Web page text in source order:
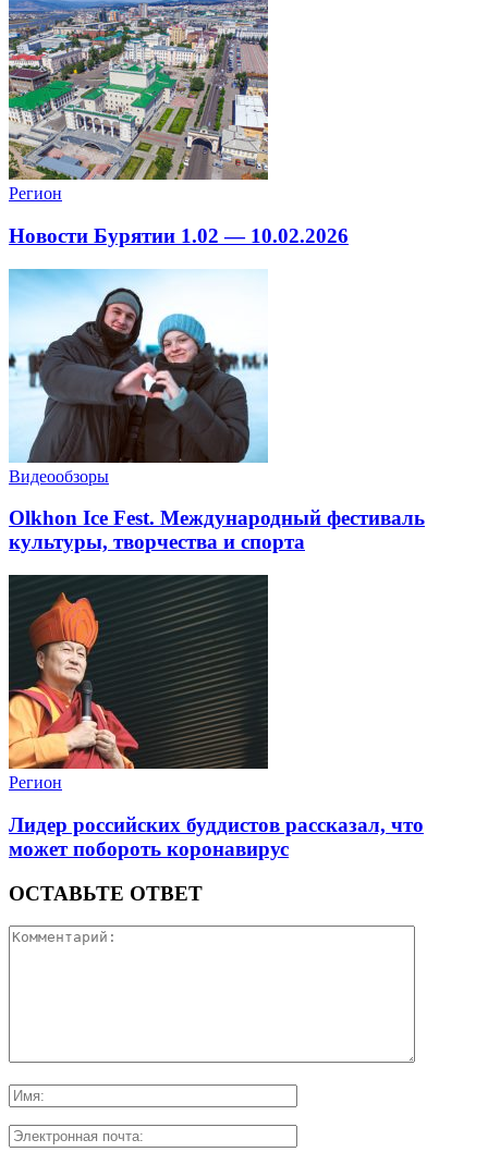
Регион
Новости Бурятии 1.02 — 10.02.2026
Видеообзоры
Olkhon Ice Fest. Международный фестиваль
культуры, творчества и спорта
Регион
Лидер российских буддистов рассказал, что
может побороть коронавирус
ОСТАВЬТЕ ОТВЕТ